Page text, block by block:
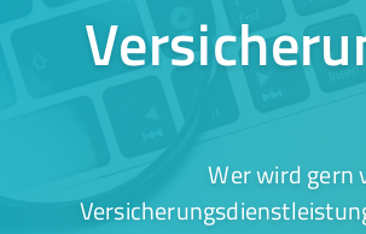
Wer wird gern